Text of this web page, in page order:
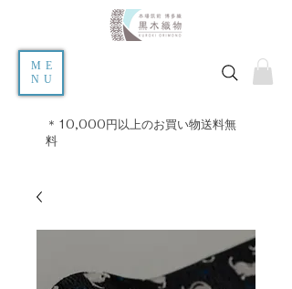
ME
NU
＊10,000円以上のお買い物送料無
料